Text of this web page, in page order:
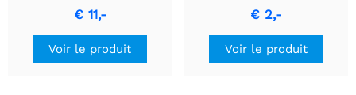
250 mm - bleu - AS19
€ 11,-
Voir le produit
€ 2,-
Voir le produit